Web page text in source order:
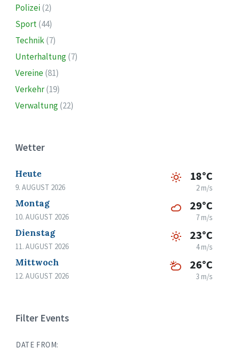
Polizei(2)
Sport(44)
Technik(7)
Unterhaltung(7)
Vereine(81)
Verkehr(19)
Verwaltung(22)
Wetter
Heute
9. AUGUST 2026
18°C
2 m/s
Montag
10. AUGUST 2026
29°C
7 m/s
Dienstag
11. AUGUST 2026
23°C
4 m/s
Mittwoch
12. AUGUST 2026
26°C
3 m/s
Filter Events
DATE FROM: